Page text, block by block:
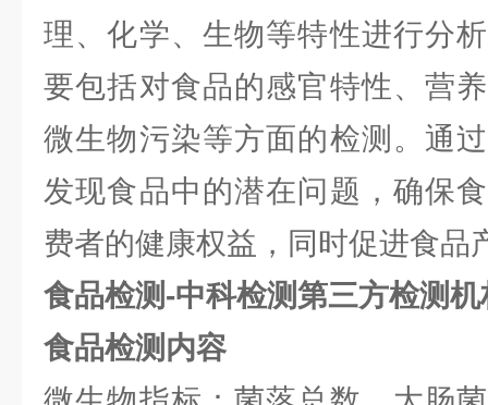
理、化学、生物等特性进行分
要包括对食品的感官特性、营
微生物污染等方面的检测。通
发现食品中的潜在问题，确保
费者的健康权益，同时促进食品
食品检测-中科检测第三方检测机
食品检测内容